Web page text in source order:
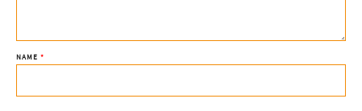
NAME *